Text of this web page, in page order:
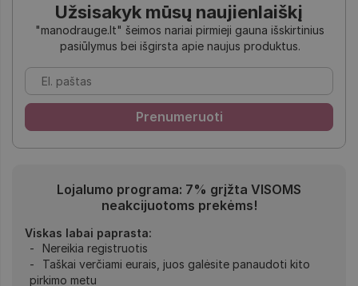
Užsisakyk mūsų naujienlaiškį
"manodrauge.lt" šeimos nariai pirmieji gauna išskirtinius
pasiūlymus bei išgirsta apie naujus produktus.
Lojalumo programa: 7% grįžta VISOMS
neakcijuotoms prekėms!
Viskas labai paprasta:
Nereikia registruotis
Taškai verčiami eurais, juos galėsite panaudoti kito
pirkimo metu